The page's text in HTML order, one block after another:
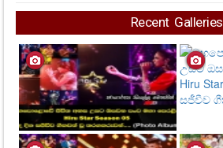
Recent Galleries